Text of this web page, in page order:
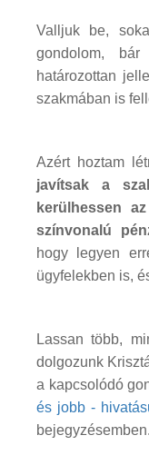
Valljuk be,
gondolom,
határozottan
szakmában is
Azért hoztam
javítsak a
kerülhessen
színvonalú
hogy legyen
ügyfelekben is,
Lassan több,
dolgozunk
a kapcsolódó
és jobb -
bejegyzésemben.